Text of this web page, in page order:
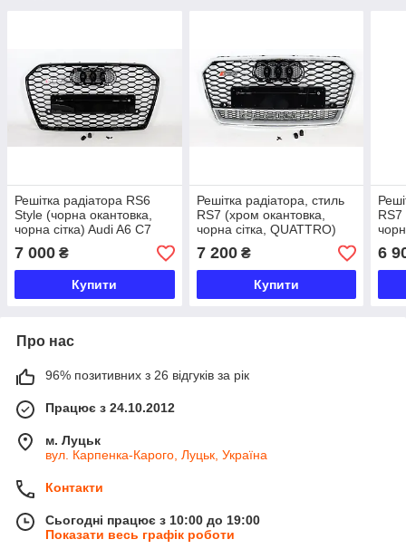
Решітка радіатора RS6
Style (чорна окантовка,
чорна сітка) Audi A6 C7
2014–2018
7 000 ₴
Купити
Решітка радіатора, стиль
RS7 (хром окантовка,
чорна сітка, QUATTRO)
Audi A7 2014-2017
7 200₴
Купити
RS7
6
Про нас
96% позитивних з 26 відгуків за рік
Працює з 24.10.2012
м. Луцьк
вул. Карпенка-Карого, Луцьк, Україна
Контакти
Сьогодні працює з 10:00 до 19:00
Показати весь графік роботи